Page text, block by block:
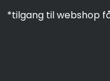
*tilgang til webshop